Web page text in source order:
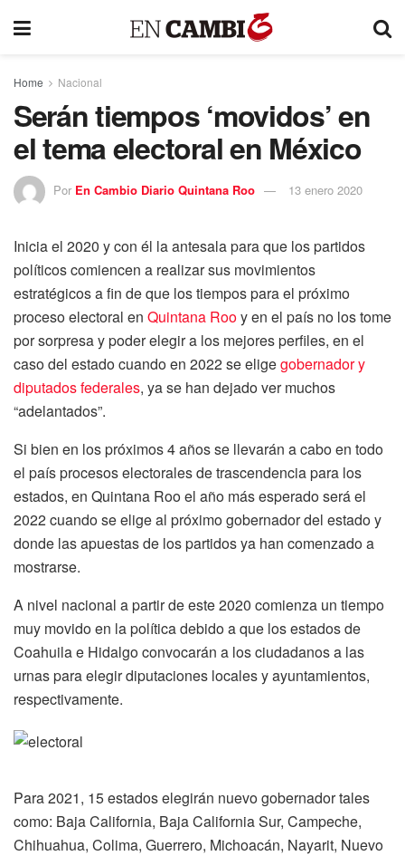
Home Nacional
Serán tiempos ‘movidos’ en
el tema electoral en México
Por En Cambio Diario Quintana Roo 13 enero 2020
Inicia el 2020 y con él la antesala para que los partidos
políticos comiencen a realizar sus movimientos
estratégicos a fin de que los tiempos para el próximo
proceso electoral en Quintana Rooy en el país no los tome
por sorpresa y poder elegir a los mejores perfiles, en el
caso del estado cuando en 2022 se eligegobernador y
diputados federales, ya se han dejado ver muchos
“adelantados”.
Si bien en los próximos 4 años se llevarán a cabo en todo
el país procesos electorales de trascendencia para los
estados, en Quintana Roo el año más esperado será el
2022 cuando se elige al próximo gobernador del estado y
donde las apuestas de los partidos ya han comenzado a
mostrarse.
A nivel nacional a partir de este 2020 comienza un tiempo
muy movido en la política debido a que los estados de
Coahuila e Hidalgo convocarán a los ciudadanos a las
urnas para elegir diputaciones locales y ayuntamientos,
respectivamente.
Para 2021, 15 estados elegirán nuevo gobernador tales
como: Baja California, Baja California Sur, Campeche,
Chihuahua, Colima, Guerrero, Michoacán, Nayarit, Nuevo